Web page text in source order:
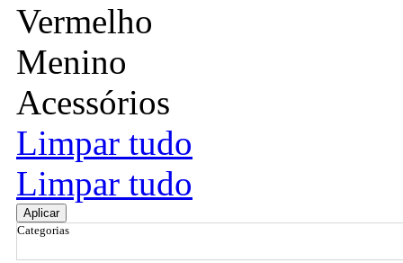
Vermelho
Menino
Acessórios
Limpar tudo
Limpar tudo
Aplicar
Categorias